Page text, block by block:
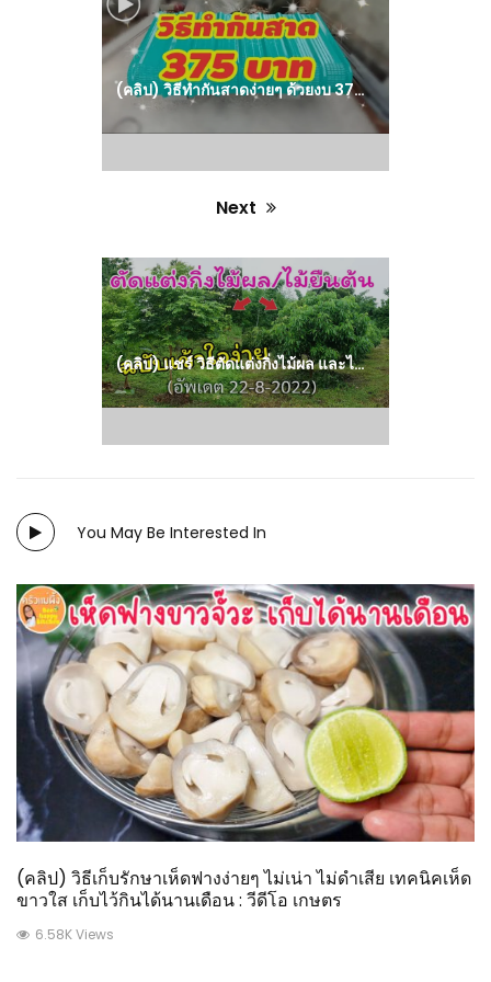
(คลิป) วิธีทำกันสาดง่ายๆ ด้วยงบ 375 บาท
Next
post:
(คลิป) แชร์ วิธีตัดแต่งกิ่งไม้ผล และไม้ยืนต้น ฉบับเข้าใจง่าย! ทำตามได้เลย สรุปจบในคลิปเดียว
You May Be Interested In
(คลิป) วิธีเก็บรักษาเห็ดฟางง่ายๆ ไม่เน่า ไม่ดำเสีย เทคนิคเห็ด
ขาวใส เก็บไว้กินได้นานเดือน : วีดีโอ เกษตร
6.58K Views